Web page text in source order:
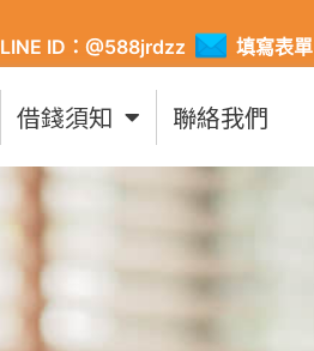
LINE ID：@588jrdzz 填寫表單
借錢須知 聯絡我們